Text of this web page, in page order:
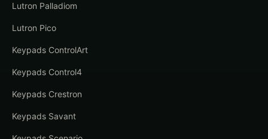
Lutron Palladiom
Lutron Pico
Keypads ControlArt
Keypads Control4
Keypads Crestron
Keypads Savant